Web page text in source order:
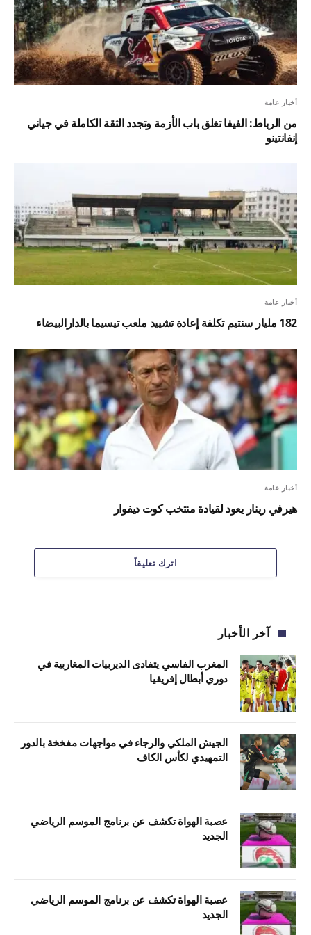
أخبار عامة
من الرباط: الفيفا تغلق باب الأزمة وتجدد الثقة الكاملة في جياني
إنفانتينو
أخبار عامة
182 مليار سنتيم تكلفة إعادة تشييد ملعب تيسيما بالدارالبيضاء
أخبار عامة
هيرفي رينار يعود لقيادة منتخب كوت ديفوار
اترك تعليقاً
آخر الأخبار
المغرب الفاسي يتفادى الديربيات المغاربية في
دوري أبطال إفريقيا
الجيش الملكي والرجاء في مواجهات مفخخة بالدور
التمهيدي لكأس الكاف
عصبة الهواة تكشف عن برنامج الموسم الرياضي
الجديد
عصبة الهواة تكشف عن برنامج الموسم الرياضي
الجديد